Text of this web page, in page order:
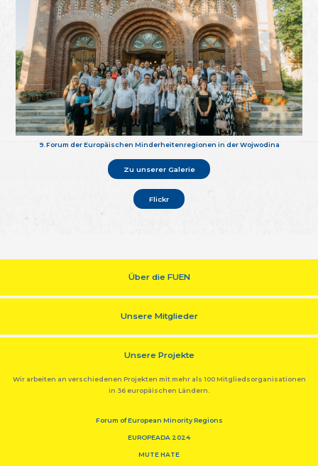
9. Forum der Europäischen Minderheitenregionen in der Wojwodina
Zu unserer Galerie
Flickr
Über die FUEN
Unsere Mitglieder
Unsere Projekte
Wir arbeiten an verschiedenen Projekten mit mehr als 100 Mitgliedsorganisationen
in 36 europäischen Ländern.
Forum of European Minority Regions
EUROPEADA 2024
MUTE HATE